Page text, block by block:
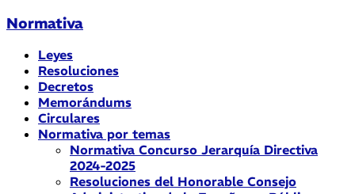
Normativa
Leyes
Resoluciones
Decretos
Memorándums
Circulares
Normativa por temas
Normativa Concurso Jerarquía Directiva
2024-2025
Resoluciones del Honorable Consejo